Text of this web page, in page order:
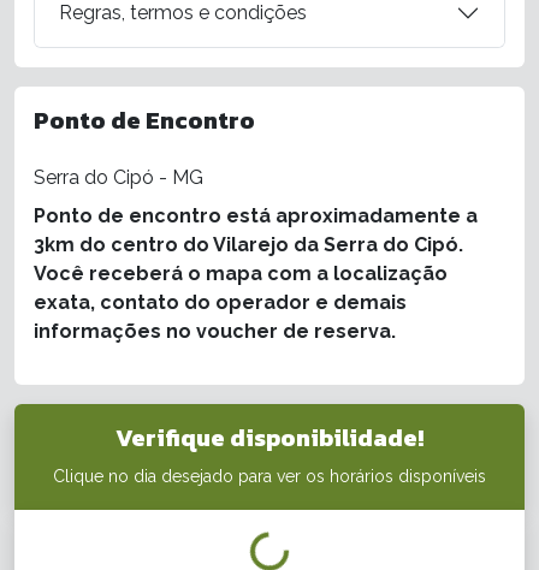
Regras, termos e condições
Ponto de Encontro
Serra do Cipó - MG
Ponto de encontro está aproximadamente a
3km do centro do Vilarejo da Serra do Cipó.
Você receberá o mapa com a localização
exata, contato do operador e demais
informações no voucher de reserva.
Verifique disponibilidade!
Clique no dia desejado para ver os horários disponíveis